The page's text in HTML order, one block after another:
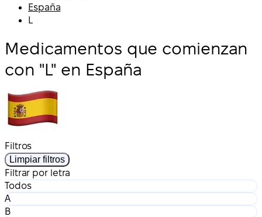
España
L
Medicamentos que comienzan
con "L" en España
Filtros
Limpiar filtros
Filtrar por letra
Todos
A
B